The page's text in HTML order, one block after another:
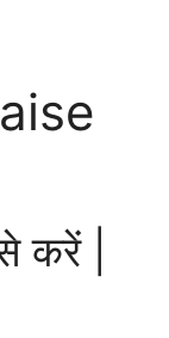
करें |